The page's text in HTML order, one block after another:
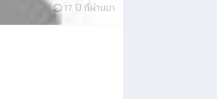
17 ปี ที่ผ่านมา